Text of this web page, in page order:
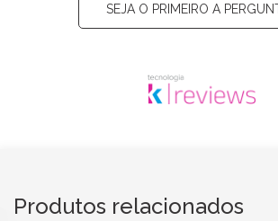
SEJA O PRIMEIRO A
Produtos relacionados